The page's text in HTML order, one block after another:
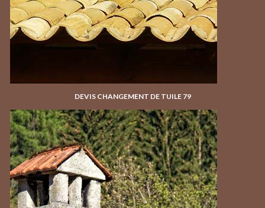
DEVIS CHANGEMENT DE TUILE 79